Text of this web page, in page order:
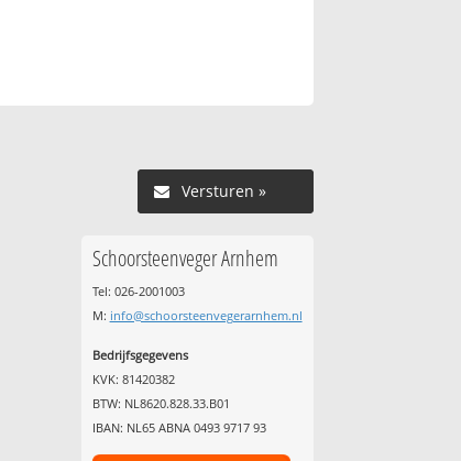
Versturen »
Schoorsteenveger Arnhem
Tel: 026-2001003
M: info@schoorsteenvegerarnhem.nl
Bedrijfsgegevens
KVK: 81420382
BTW: NL8620.828.33.B01
IBAN: NL65 ABNA 0493 9717 93